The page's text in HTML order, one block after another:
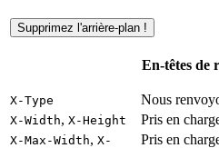
Supprimez l'arrière-plan !
En-têtes de
X-Type Nous
X-Width, X-Height Pris en
X-Max-Width, X-
Pris en